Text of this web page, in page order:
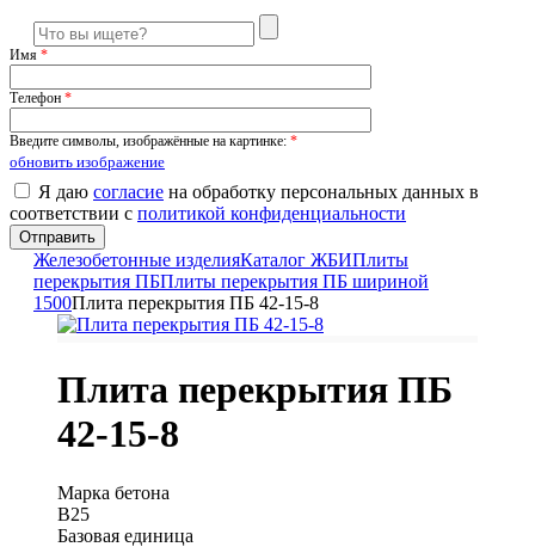
Имя *
Телефон *
Введите символы, изображённые на картинке: *
обновить изображение
Я даю согласие на обработку персональных данных в
соответствии с политикой конфиденциальности
Железобетонные изделияКаталог ЖБИПлиты
перекрытия ПБПлиты перекрытия ПБ шириной
1500Плита перекрытия ПБ 42-15-8
Плита перекрытия ПБ
42-15-8
Марка бетона
B25
Базовая единица